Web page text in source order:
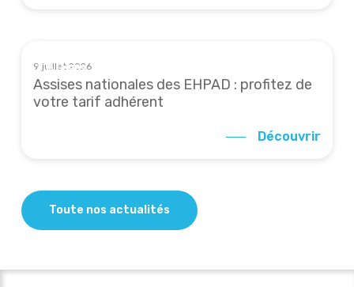
À la une
9 juillet 2026
Assises nationales des EHPAD : profitez de
votre tarif adhérent
Découvrir
Toute nos actualités